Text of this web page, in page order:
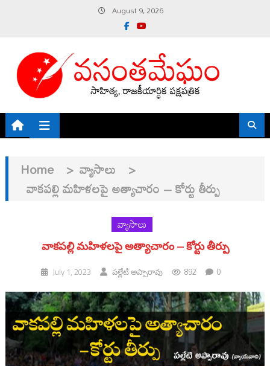
content
August 9, 2026
Home > వ్యాసాలు >
వాకపల్లి మహిళలపై అత్యాచారం – కోర్టు తీర్పు
వ్యాసాలు
వాకపల్లి మహిళలపై అత్యాచారం – కోర్టు తీర్పు
July 1, 2023 పల్లేటి అప్పారావు 892 0